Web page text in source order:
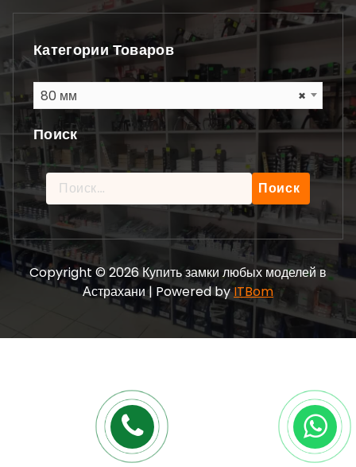
Категории Товаров
×
80 мм
Поиск
Найти:
Copyright © 2026 Купить замки любых моделей в
Астрахани | Powered byITBom